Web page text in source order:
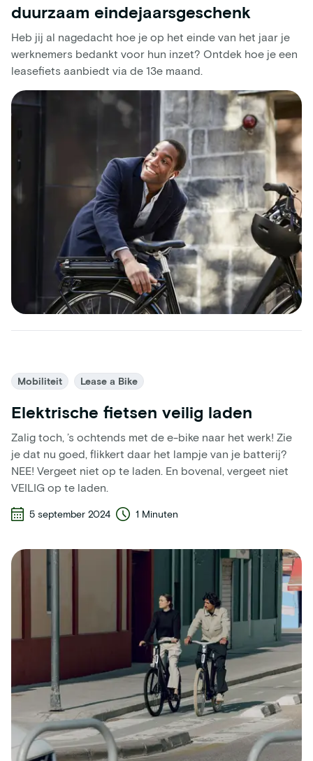
duurzaam eindejaarsgeschenk
Heb jij al nagedacht hoe je op het einde van het jaar je
werknemers bedankt voor hun inzet? Ontdek hoe je een
leasefiets aanbiedt via de 13e maand.
Mobiliteit Lease a Bike
Elektrische fietsen veilig laden
Zalig toch, ’s ochtends met de e-bike naar het werk! Zie
je dat nu goed, flikkert daar het lampje van je batterij?
NEE! Vergeet niet op te laden. En bovenal, vergeet niet
VEILIG op te laden.
5 september 2024 1 Minuten